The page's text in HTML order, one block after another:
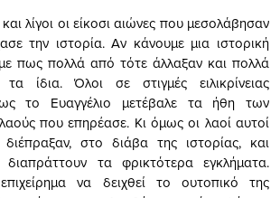
οι είκοσι αιώνες που μεσολάβησαν
την ιστορία. Αν κάνουμε μια ιστορική
πως πολλά από τότε άλλαξαν και πολλά
ίδια. Όλοι σε στιγμές ειλικρίνειας
το Ευαγγέλιο μετέβαλε τα ήθη των
που επηρέασε. Κι όμως οι λαοί αυτοί
διέπραξαν, στο διάβα της ιστορίας, και
τα φρικτότερα εγκλήματα.
να δειχθεί το ουτοπικό της